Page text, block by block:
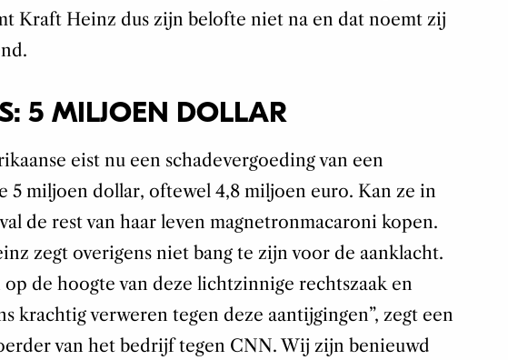
Kraft Heinz dus zijn belofte niet na en dat noemt zij
5 MILJOEN DOLLAR
eist nu een schadevergoeding van een
5 miljoen dollar, oftewel 4,8 miljoen euro. Kan ze in
de rest van haar leven magnetronmacaroni kopen.
zegt overigens niet bang te zijn voor de aanklacht.
op de hoogte van deze lichtzinnige rechtszaak en
krachtig verweren tegen deze aantijgingen”, zegt een
van het bedrijf tegen CNN. Wij zijn benieuwd